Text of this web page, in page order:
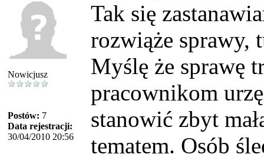
Nowicjusz
Postów: 7
Data rejestracji:
30/04/2010 20:56
Tak się
rozwiąże sprawy,
Myślę że sprawę
pracownikom
stanowić zbyt
tematem. Osób